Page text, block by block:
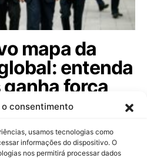
consentimento
usamos tecnologias como
informações do dispositivo. O
nos permitirá processar dados
mapa da
entenda
força
analisa a rivalidade entre